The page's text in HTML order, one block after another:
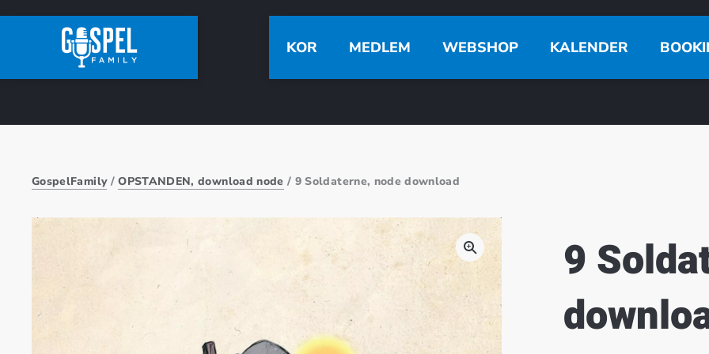
KOR MEDLEM WEBSHOP KALENDER
GospelFamily/OPSTANDEN, download node / 9 Soldaterne, node download
9